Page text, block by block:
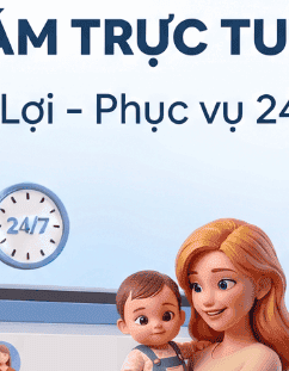
của ngô thù du.
thời điểm từ tháng 8
sử dụng.
đem đi sấy khô. Thông
du lại đặc biệt hơn.
thành quá trình sấy
thành một dược liệu có
lệ cam thảo chiếm 6%